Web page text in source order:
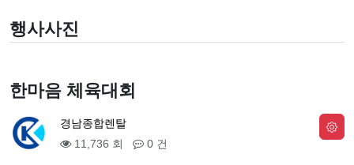
행사사진
한마음 체육대회
경남종합렌탈
11,736 회
0 건